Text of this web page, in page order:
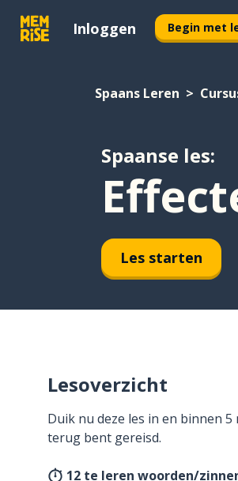
Inloggen Begin met
Spaans Leren
Spaanse les:
Les starten
Lesoverzicht
Duik nu deze les in en binnen
terug bent gereisd.
12 te leren woorden/